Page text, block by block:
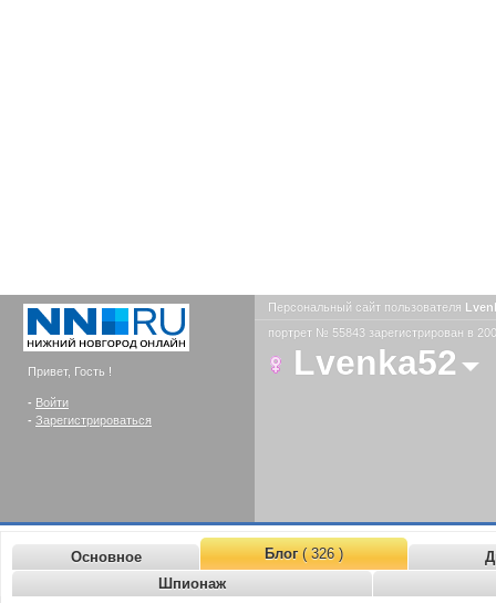
Привет, Гость !
- Войти
- Зарегистрироваться
Персональный сайт пользователя
портрет № 55843 зарегистрирован в
Lvenka52
Основное Блог( 326 )
Шпионаж